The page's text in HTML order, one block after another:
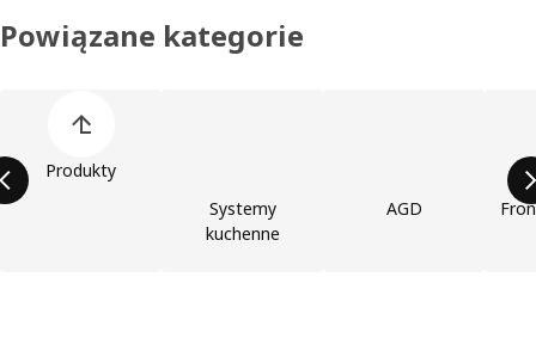
Powiązane kategorie
Produkty
Systemy
kuchenne
AGD